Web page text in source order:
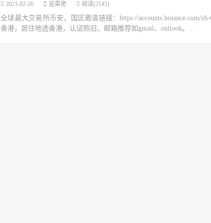
2021-02-26 韭菜佬 阅读(2145)
全球最大交易所币安，国区邀请链接：https://accounts.binance.com/
香港，居住地选香港，认证照旧，邮箱推荐如gmail、outlook。...